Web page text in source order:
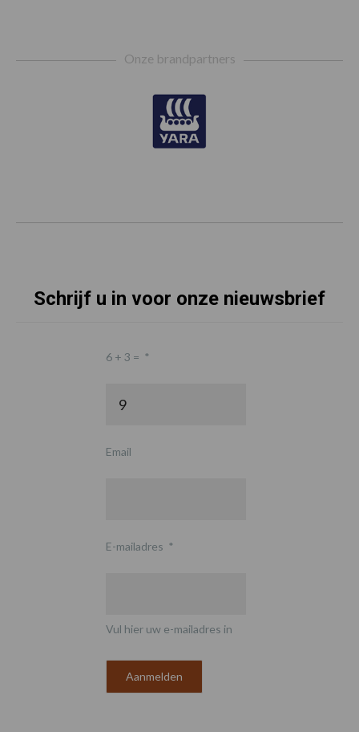
Onze brandpartners
Schrijf u in voor onze nieuwsbrief
6 + 3 = *
Email
E-mailadres *
Vul hier uw e-mailadres in